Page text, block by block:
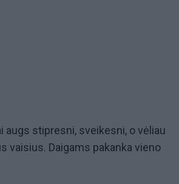
augs stipresni, sveikesni, o vėliau
vaisius. Daigams pakanka vieno